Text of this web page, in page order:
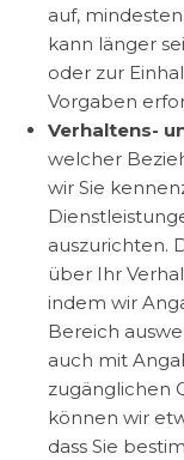
auf,
kann länger
oder zur
Vorgaben
Verhaltens-
welcher
wir Sie
auszurichten.
über Ihr
indem wir
Bereich
auch mit
zugänglichen
können wir
dass Sie